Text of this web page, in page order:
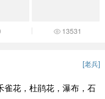
13531
[老兵]
雀花，杜鹃花，瀑布，石